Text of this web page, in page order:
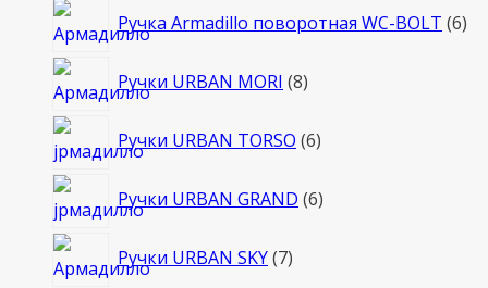
Ручка Armadillo поворотная WC-BOLT 66
Ручки URBAN MORI 88
Ручки URBAN TORSO 66
Ручки URBAN GRAND 66
Ручки URBAN SKY 77